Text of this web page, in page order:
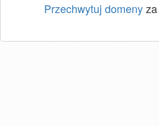
Przechwytuj domeny